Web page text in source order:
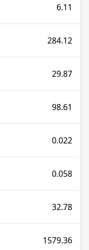
6.11
284.12
29.87
98.61
0.022
0.058
32.78
1579.36